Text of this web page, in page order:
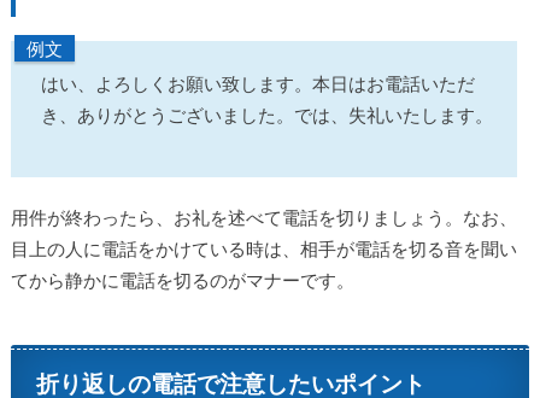
例文
はい、よろしくお願い致します。本日はお電話いただ
き、ありがとうございました。では、失礼いたします。
用件が終わったら、お礼を述べて電話を切りましょう。なお、
目上の人に電話をかけている時は、相手が電話を切る音を聞い
てから静かに電話を切るのがマナーです。
折り返しの電話で注意したいポイント